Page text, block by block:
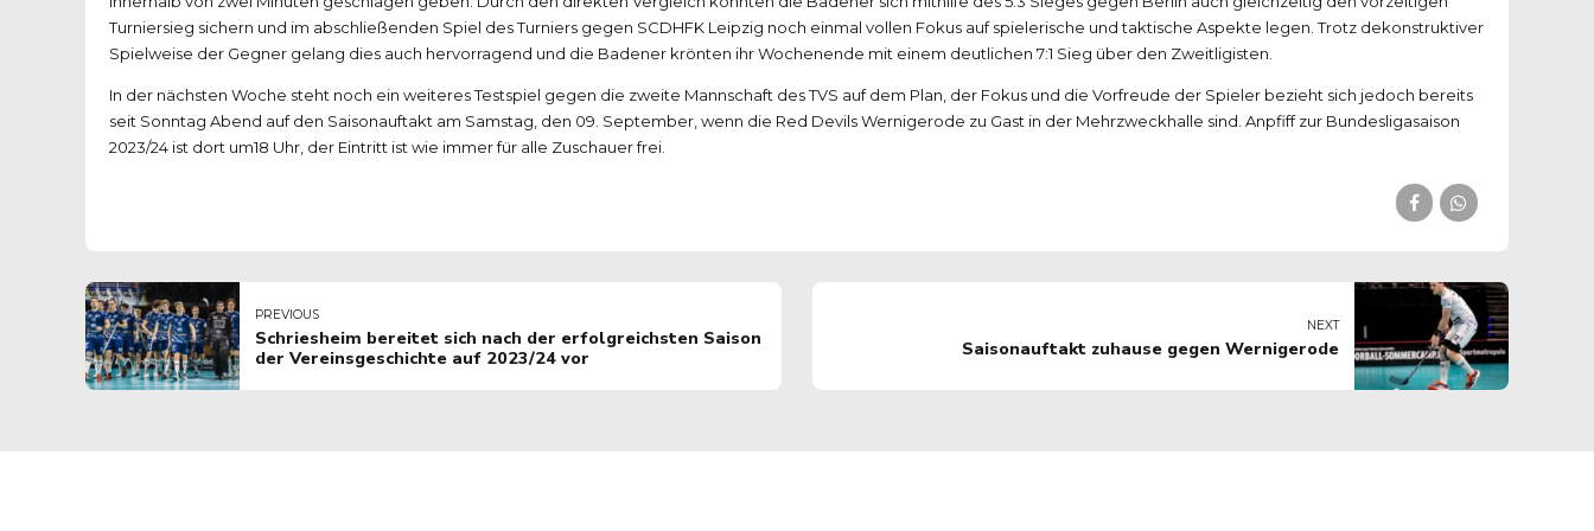
Turniersieg sichern und im abschließenden Spiel des Turniers gegen SCDHFK Leipzig noch einmal vollen Fokus auf spielerische und taktische Aspekte legen. Trotz dekonstruktiver
Spielweise der Gegner gelang dies auch hervorragend und die Badener krönten ihr Wochenende mit einem deutlichen 7:1 Sieg über den Zweitligisten.
In der nächsten Woche steht noch ein weiteres Testspiel gegen die zweite Mannschaft des TVS auf dem Plan, der Fokus und die Vorfreude der Spieler bezieht sich jedoch bereits
seit Sonntag Abend auf den Saisonauftakt am Samstag, den 09. September, wenn die Red Devils Wernigerode zu Gast in der Mehrzweckhalle sind. Anpfiff zur Bundesligasaison
2023/24 ist dort um18 Uhr, der Eintritt ist wie immer für alle Zuschauer frei.
PREVIOUS
Schriesheim bereitet sich nach der erfolgreichsten Saison
der Vereinsgeschichte auf 2023/24 vor
NEXT
Saisonauftakt zuhause gegen Wernigerode